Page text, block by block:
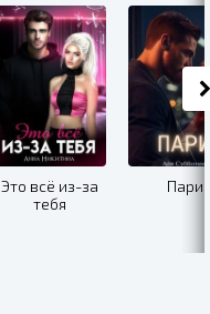
Это всё из-за
тебя
Пари